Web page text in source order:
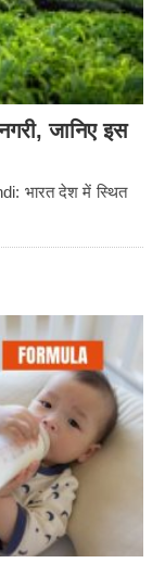
जानिए इस
भारत देश में स्थित